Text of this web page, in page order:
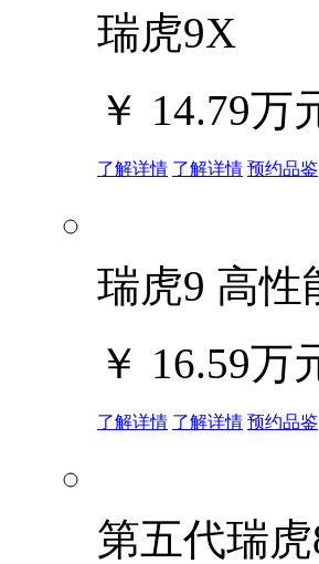
瑞虎9X
￥ 14.79万
了解详情 了解详情 预约品鉴
瑞虎9 高性
￥ 16.59万
了解详情 了解详情 预约品鉴
第五代瑞虎